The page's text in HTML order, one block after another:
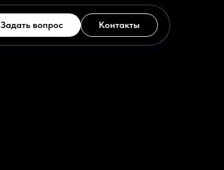
Задать вопрос Контакты